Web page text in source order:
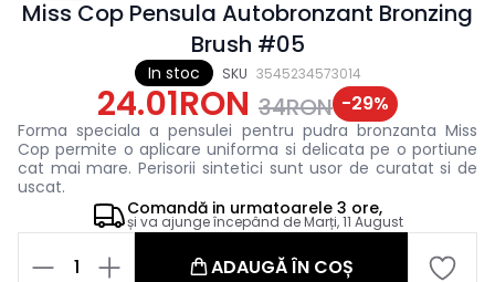
In stoc SKU 3545234573014
Miss Cop Pensula Autobronzant Bronzing
Brush #05
24.01RON 34RON -29%
Forma speciala a pensulei pentru pudra bronzanta Miss
Cop permite o aplicare uniforma si delicata pe o portiune
cat mai mare. Perisorii sintetici sunt usor de curatat si de
uscat.
Comandă in urmatoarele 3 ore,
și va ajunge începând deMarți, 11 August
1 ADAUGĂ ÎN COȘ